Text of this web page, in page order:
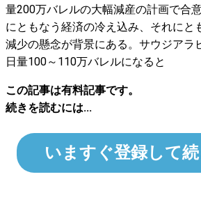
量200万バレルの大幅減産の計画で合
にともなう経済の冷え込み、それにと
減少の懸念が背景にある。サウジアラ
日量100～110万バレルになると
この記事は有料記事です。
続きを読むには...
いますぐ登録して